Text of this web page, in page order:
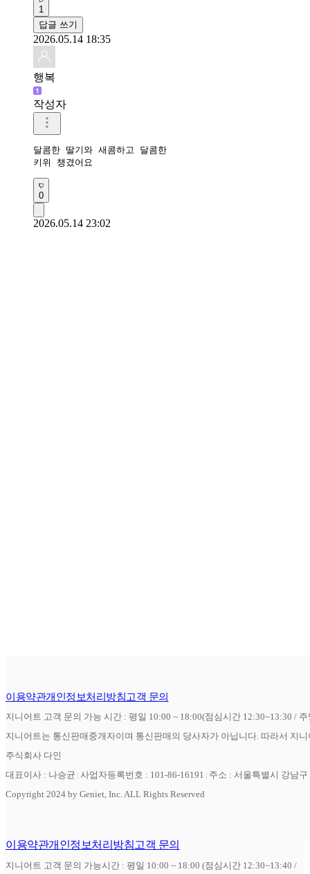
1
답글 쓰기
2026.05.14 18:35
행복
작성자
달콤한 딸기와 새콤하고 달콤한
키위 챙겼어요
0
2026.05.14 23:02
이용약관개인정보처리방침고객 문의
지니어트 고객 문의 가능 시간 : 평일 10:00 ~ 18:00(점심시간 12:30~13:30 /
지니어트는 통신판매중개자이며 통신판매의 당사자가 아닙니다. 따라서 지
주식회사 다인
대표이사 : 나승균 사업자등록번호 : 101-86-16191
주소 : 서울특별시 강남
Copyright 2024 by Geniet, Inc. ALL Rights Reserved
이용약관개인정보처리방침고객 문의
지니어트 고객 문의 가능시간 : 평일 10:00 ~ 18:00 (점심시간 12:30~13:40 /